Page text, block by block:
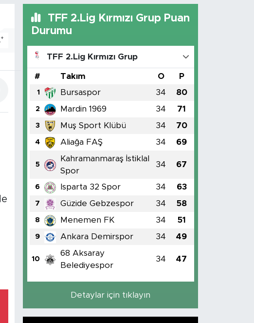
+
TFF 2.Lig Kırmızı Grup Puan
Durumu
TFF 2.Lig Kırmızı Grup
# Takım O P
1 Bursaspor 34 80
2 Mardin 1969 34 71
3 Muş Sport Klübü 34 70
4 Aliağa FAŞ 34 69
5
Kahramanmaraş İstiklal
Spor
34 67
6 Isparta 32 Spor 34 63
7 Güzide Gebzespor 34 58
8 Menemen FK 34 51
9 Ankara Demirspor 34 49
10
68 Aksaray
Belediyespor
34 47
Detaylar için tıklayın